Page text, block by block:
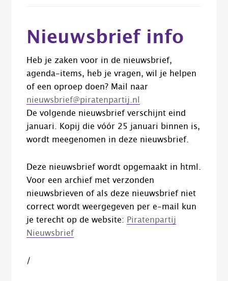
Nieuwsbrief info
Heb je zaken voor in de nieuwsbrief,
agenda-items, heb je vragen, wil je helpen
of een oproep doen? Mail naar
nieuwsbrief@piratenpartij.nl
De volgende nieuwsbrief verschijnt eind
januari. Kopij die vóór 25 januari binnen is,
wordt meegenomen in deze nieuwsbrief.
Deze nieuwsbrief wordt opgemaakt in html.
Voor een archief met verzonden
nieuwsbrieven of als deze nieuwsbrief niet
correct wordt weergegeven per e-mail kun
je terecht op de website: Piratenpartij
Nieuwsbrief
/